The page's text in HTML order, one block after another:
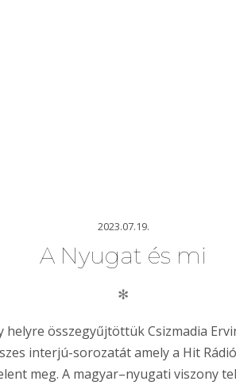
2023.07.19.
A Nyugat és mi
✻
helyre összegyűjtöttük Csizmadia
interjú-sorozatát amely a Hit
meg. A magyar–nyugati viszony